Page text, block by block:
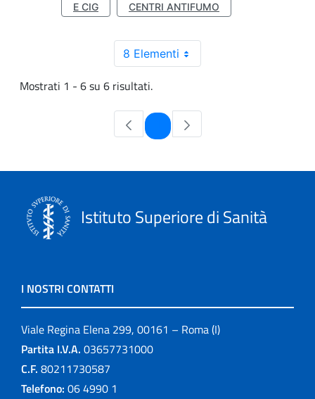
E CIG
CENTRI ANTIFUMO
8 Elementi
Mostrati 1 - 6 su 6 risultati.
Pagina
Istituto Superiore di Sanità
I NOSTRI CONTATTI
Viale Regina Elena 299, 00161 – Roma (I)
Partita I.V.A. 03657731000
C.F. 80211730587
Telefono: 06 4990 1